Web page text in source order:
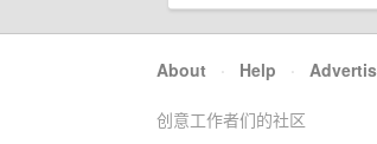
About · Help ·
创意工作者们的社区